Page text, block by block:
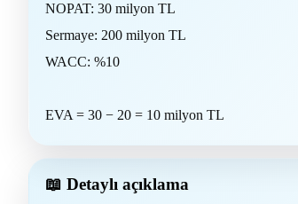
NOPAT: 30 milyon TL
Sermaye: 200 milyon TL
WACC: %10
EVA = 30 − 20 = 10 milyon TL
📖 Detaylı açıklama